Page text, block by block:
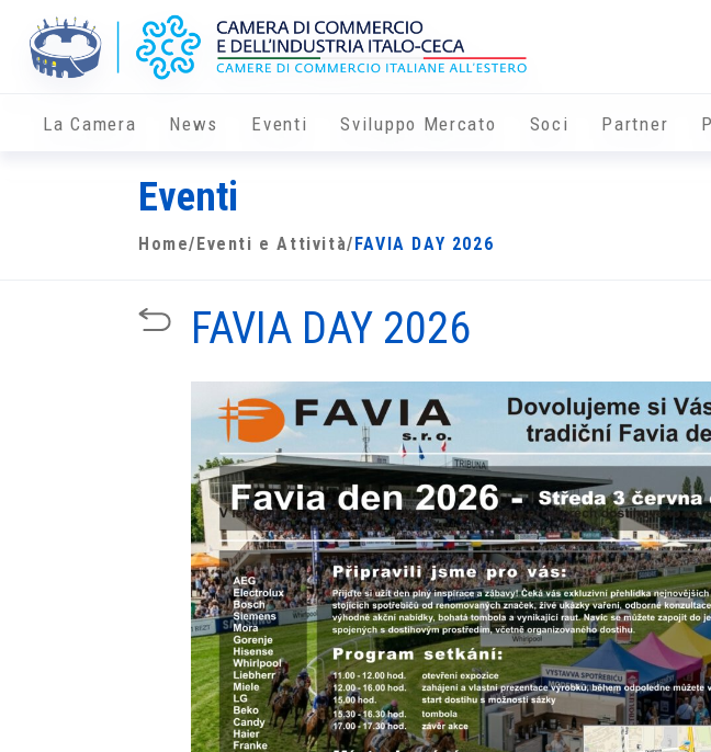
La Camera News Eventi Sviluppo Mercato Soci Partner
Eventi
Home/ Eventi e Attività/ FAVIA DAY 2026
FAVIA DAY 2026